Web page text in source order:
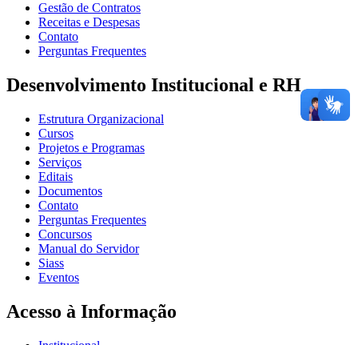
Gestão de Contratos
Receitas e Despesas
Contato
Perguntas Frequentes
Desenvolvimento Institucional e RH
Estrutura Organizacional
Cursos
Projetos e Programas
Serviços
Editais
Documentos
Contato
Perguntas Frequentes
Concursos
Manual do Servidor
Siass
Eventos
Acesso à Informação